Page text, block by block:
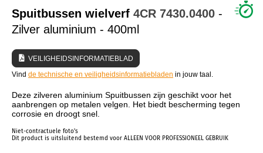
Spuitbussen wielverf 4CR 7430.0400 -
Zilver aluminium - 400ml
VEILIGHEIDSINFORMATIEBLAD
Vind de technische en veiligheidsinformatiebladen in jouw taal.
Deze zilveren aluminium Spuitbussen zijn geschikt voor het
aanbrengen op metalen velgen. Het biedt bescherming tegen
corrosie en droogt snel.
Niet-contractuele foto's
Dit product is uitsluitend bestemd voor ALLEEN VOOR PROFESSIONEEL GEBRUIK